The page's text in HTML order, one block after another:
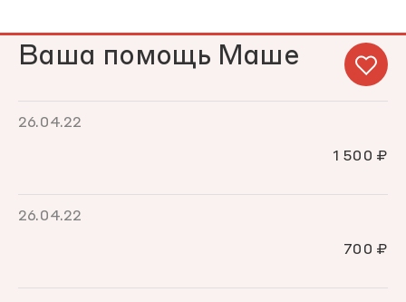
Ваша помощь Маше
26.04.22
1 500 ₽
26.04.22
700 ₽